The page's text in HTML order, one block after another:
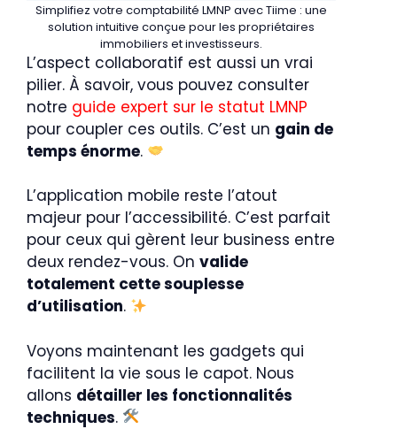
Simplifiez votre comptabilité LMNP avec Tiime : une
solution intuitive conçue pour les propriétaires
immobiliers et investisseurs.
L’aspect collaboratif est aussi un vrai
pilier. À savoir, vous pouvez consulter
notre guide expert sur le statut LMNP
pour coupler ces outils. C’est un gain de
temps énorme.
L’application mobile reste l’atout
majeur pour l’accessibilité. C’est parfait
pour ceux qui gèrent leur business entre
deux rendez-vous. On valide
totalement cette souplesse
d’utilisation.
Voyons maintenant les gadgets qui
facilitent la vie sous le capot. Nous
allons détailler les fonctionnalités
techniques.